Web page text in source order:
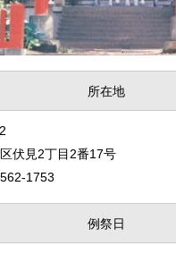
所在地
伏見2丁目2番17号
1753
例祭日